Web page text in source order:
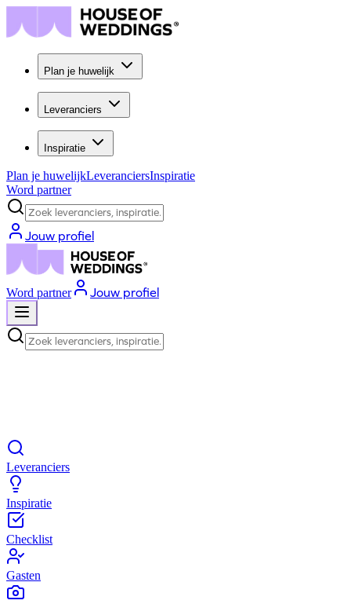
Plan je huwelijk
Leveranciers
Inspiratie
Plan je huwelijkLeveranciersInspiratie
Word partner
Zoek leveranciers, inspiratie...
Jouw profiel
Word partner Jouw profiel
Zoek leveranciers, inspiratie...
Leveranciers
Inspiratie
Checklist
Gasten